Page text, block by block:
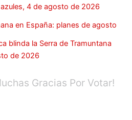
4 de agosto de 2026
en España: planes de agosto
blinda la Serra de Tramuntana
de 2026
Gracias Por Votar!